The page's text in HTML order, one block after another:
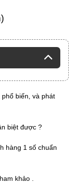
biến, và phát
biệt được ?
hàng 1 số chuẩn
khảo .